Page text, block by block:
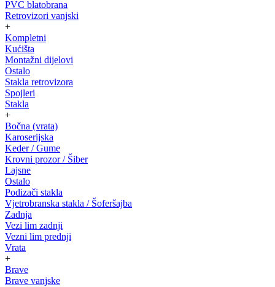
PVC blatobrana
Retrovizori vanjski
+
Kompletni
Kućišta
Montažni dijelovi
Ostalo
Stakla retrovizora
Spojleri
Stakla
+
Bočna (vrata)
Karoserijska
Keder / Gume
Krovni prozor / Šiber
Lajsne
Ostalo
Podizači stakla
Vjetrobranska stakla / Šoferšajba
Zadnja
Vezi lim zadnji
Vezni lim prednji
Vrata
+
Brave
Brave vanjske